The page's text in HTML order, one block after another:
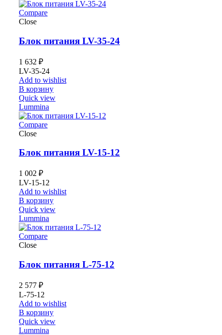
Compare
Close
Блок питания LV-35-24
1 632 ₽
LV-35-24
Add to wishlist
В корзину
Quick view
Lummina
Compare
Close
Блок питания LV-15-12
1 002 ₽
LV-15-12
Add to wishlist
В корзину
Quick view
Lummina
Compare
Close
Блок питания L-75-12
2 577 ₽
L-75-12
Add to wishlist
В корзину
Quick view
Lummina